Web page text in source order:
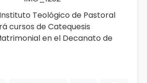
Teológico de Pastoral
cursos de Catequesis
en el Decanato de